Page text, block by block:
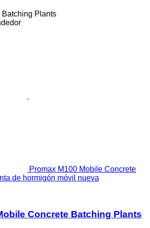
Batching Plants
Promax M100 Mobile Concrete
de hormigón móvil nueva
Concrete Batching Plants